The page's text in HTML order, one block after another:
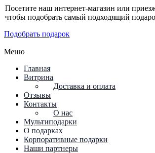
Посетите наш интернет-магазин или
чтобы подобрать самый подходящий
Подобрать подарок
Меню
Главная
Витрина
Доставка и оплата
Отзывы
Контакты
О нас
Мультиподарки
О подарках
Корпоративные подарки
Наши партнеры